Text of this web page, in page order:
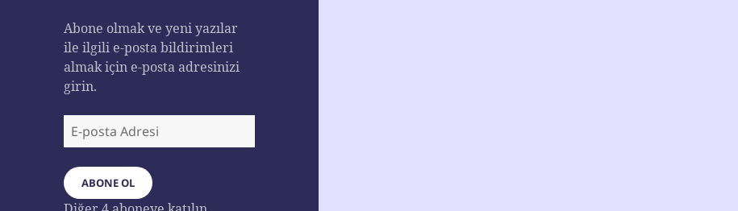
Abone olmak ve yeni yazılar
ile ilgili e-posta bildirimleri
almak için e-posta adresinizi
girin.
E-
posta
Adresi
ABONE OL